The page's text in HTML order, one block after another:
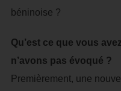
béninoise ?
Qu’est ce que vous
n’avons pas évoqué ?
Premièrement, une